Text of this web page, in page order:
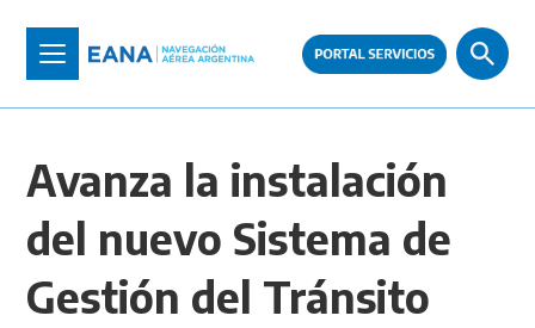
contenido
Toggle
navigation
Avanza la instalación
del nuevo Sistema de
Gestión del Tránsito